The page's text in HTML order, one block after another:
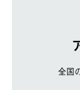
全国